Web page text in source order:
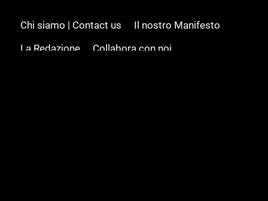
Chi siamo | Contact us
Il nostro Manifesto
La Redazione
Collabora con noi